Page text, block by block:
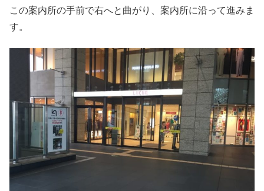
この案内所の手前で右へと曲がり、案内所に沿って進みま
す。